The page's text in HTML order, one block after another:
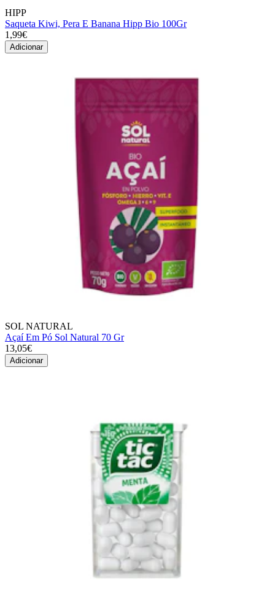
HIPP
Saqueta Kiwi, Pera E Banana Hipp Bio 100Gr
1,99€
Adicionar
SOL NATURAL
Açaí Em Pó Sol Natural 70 Gr
13,05€
Adicionar